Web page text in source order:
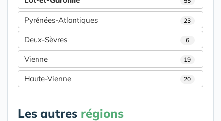
Pyrénées-Atlantiques 23
Deux-Sèvres 6
Vienne 19
Haute-Vienne 20
Les autres régions